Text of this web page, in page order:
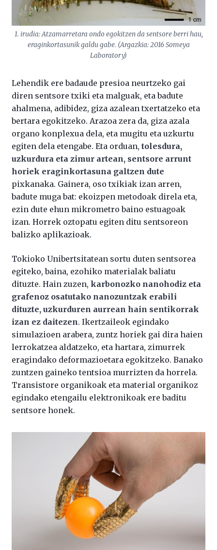
1. irudia: Atzamarretara ondo egokitzen da sentsore berri hau,
eraginkortasunik galdu gabe. (Argazkia: 2016 Someya
Laboratory)
Lehendik ere badaude presioa neurtzeko gai
diren sentsore txiki eta malguak, eta badute
ahalmena, adibidez, giza azalean txertatzeko eta
bertara egokitzeko. Arazoa zera da, giza azala
organo konplexua dela, eta mugitu eta uzkurtu
egiten dela etengabe. Eta orduan, tolesdura,
uzkurdura eta zimur artean, sentsore arrunt
horiek eraginkortasuna galtzen dute
pixkanaka. Gainera, oso txikiak izan arren,
badute muga bat: ekoizpen metodoak direla eta,
ezin dute ehun mikrometro baino estuagoak
izan. Horrek oztopatu egiten ditu sentsoreon
balizko aplikazioak.
Tokioko Unibertsitatean sortu duten sentsorea
egiteko, baina, ezohiko materialak baliatu
dituzte. Hain zuzen, karbonozko nanohodiz eta
grafenoz osatutako nanozuntzak erabili
dituzte, uzkurduren aurrean hain sentikorrak
izan ez daitezen. Ikertzaileok egindako
simulazioen arabera, zuntz horiek gai dira haien
lerrokatzea aldatzeko, eta hartara, zimurrek
eragindako deformazioetara egokitzeko. Banako
zuntzen gaineko tentsioa murrizten da horrela.
Transistore organikoak eta material organikoz
egindako etengailu elektronikoak ere baditu
sentsore honek.